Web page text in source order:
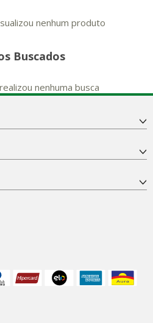
nenhum produto
Buscados
nenhuma busca